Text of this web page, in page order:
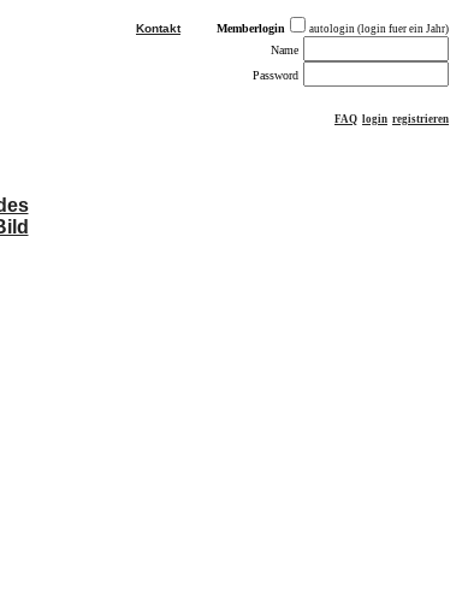
Kontakt Memberlogin autologin (login fuer ein Jahr)
Name
Password
FAQ login registrieren